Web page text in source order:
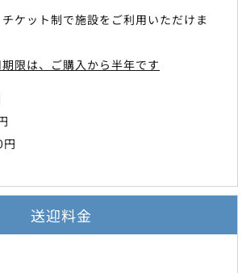
ケット制で施設をご利用いただけま
限は、ご購入から半年です
送迎料金